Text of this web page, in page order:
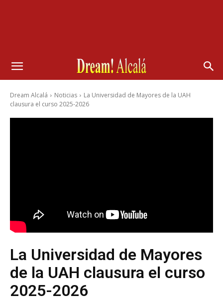
Dream Alcalá Noticias
La Universidad de Mayores de la UAH
clausura el curso 2025-2026
La Universidad de Mayores
de la UAH clausura el curso
2025-2026